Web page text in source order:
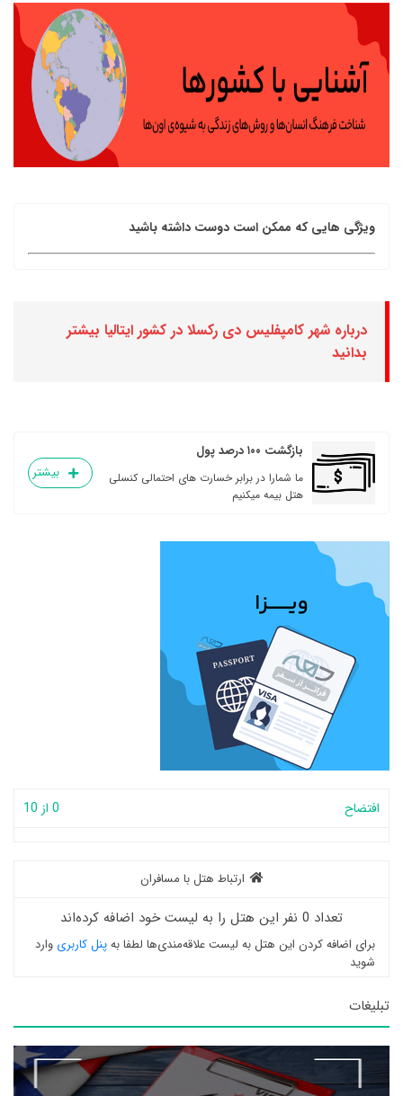
ویژگی هایی که ممکن است دوست داشته باشید
درباره شهر کامپفلیس دی رکسلا در کشور ایتالیا بیشتر
بدانید
بازگشت ۱۰۰ درصد پول
ما شمارا در برابر خسارت های احتمالی کنسلی
هتل بیمه میکنیم
بیشتر
افتضاح 0 از 10
ارتباط هتل با مسافران
تعداد 0 نفر این هتل را به لیست خود اضافه کرده‌اند
برای اضافه کردن این هتل به لیست علاقه‌مندی‌ها لطفا بهپنل کاربری وارد
شوید
تبلیغات